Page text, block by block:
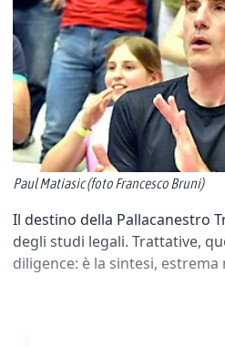
Paul Matiasic (foto Francesco Bruni)
Il destino della Pallacanestro
degli studi legali. Trattative,
diligence: è la sintesi, estrema